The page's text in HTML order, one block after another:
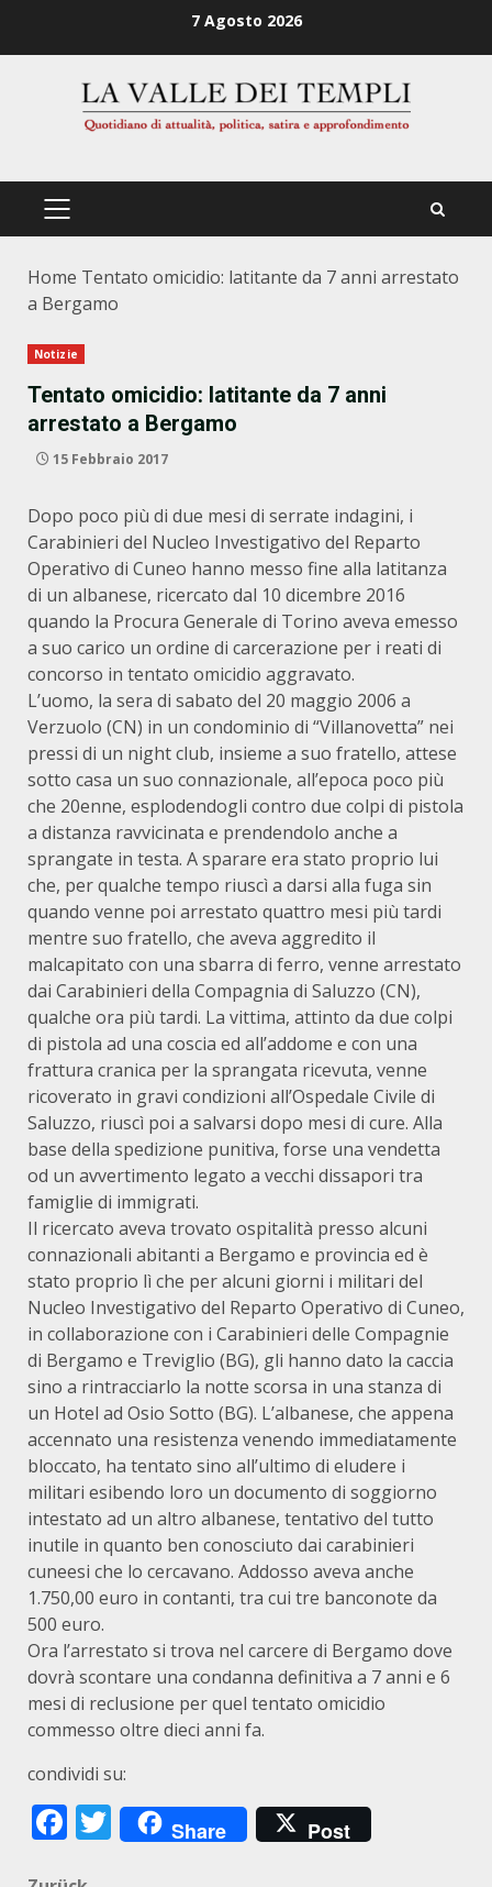
7 Agosto 2026
PRIMÄRES
Home Tentato omicidio: latitante da 7 anni arrestato
a Bergamo
Notizie
Tentato omicidio: latitante da 7 anni
arrestato a Bergamo
15 Febbraio 2017
Dopo poco più di due mesi di serrate indagini, i
Carabinieri del Nucleo Investigativo del Reparto
Operativo di Cuneo hanno messo fine alla latitanza
di un albanese, ricercato dal 10 dicembre 2016
quando la Procura Generale di Torino aveva emesso
a suo carico un ordine di carcerazione per i reati di
concorso in tentato omicidio aggravato.
L’uomo, la sera di sabato del 20 maggio 2006 a
Verzuolo (CN) in un condominio di “Villanovetta” nei
pressi di un night club, insieme a suo fratello, attese
sotto casa un suo connazionale, all’epoca poco più
che 20enne, esplodendogli contro due colpi di pistola
a distanza ravvicinata e prendendolo anche a
sprangate in testa. A sparare era stato proprio lui
che, per qualche tempo riuscì a darsi alla fuga sin
quando venne poi arrestato quattro mesi più tardi
mentre suo fratello, che aveva aggredito il
malcapitato con una sbarra di ferro, venne arrestato
dai Carabinieri della Compagnia di Saluzzo (CN),
qualche ora più tardi. La vittima, attinto da due colpi
di pistola ad una coscia ed all’addome e con una
frattura cranica per la sprangata ricevuta, venne
ricoverato in gravi condizioni all’Ospedale Civile di
Saluzzo, riuscì poi a salvarsi dopo mesi di cure. Alla
base della spedizione punitiva, forse una vendetta
od un avvertimento legato a vecchi dissapori tra
famiglie di immigrati.
Il ricercato aveva trovato ospitalità presso alcuni
connazionali abitanti a Bergamo e provincia ed è
stato proprio lì che per alcuni giorni i militari del
Nucleo Investigativo del Reparto Operativo di Cuneo,
in collaborazione con i Carabinieri delle Compagnie
di Bergamo e Treviglio (BG), gli hanno dato la caccia
sino a rintracciarlo la notte scorsa in una stanza di
un Hotel ad Osio Sotto (BG). L’albanese, che appena
accennato una resistenza venendo immediatamente
bloccato, ha tentato sino all’ultimo di eludere i
militari esibendo loro un documento di soggiorno
intestato ad un altro albanese, tentativo del tutto
inutile in quanto ben conosciuto dai carabinieri
cuneesi che lo cercavano. Addosso aveva anche
1.750,00 euro in contanti, tra cui tre banconote da
500 euro.
Ora l’arrestato si trova nel carcere di Bergamo dove
dovrà scontare una condanna definitiva a 7 anni e 6
mesi di reclusione per quel tentato omicidio
commesso oltre dieci anni fa.
condividi su:
Facebook
Twitter
Share Post